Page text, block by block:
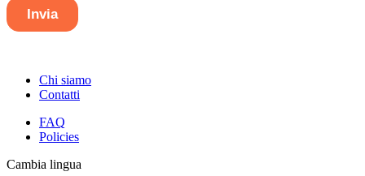
Chi siamo
Contatti
FAQ
Policies
Cambia lingua